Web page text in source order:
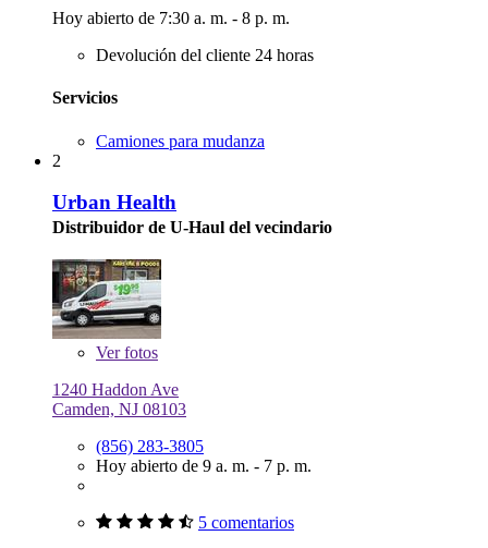
Hoy abierto de 7:30 a. m. - 8 p. m.
Devolución del cliente 24 horas
Servicios
Camiones para mudanza
2
Urban Health
Distribuidor de U-Haul del vecindario
Verfotos
1240 Haddon Ave
Camden, NJ 08103
(856) 283-3805
Hoy abierto de 9 a. m. - 7 p. m.
5 comentarios